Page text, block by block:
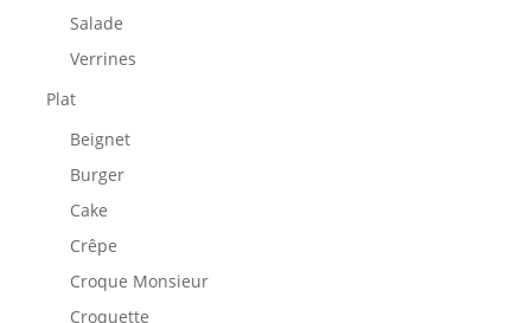
Salade
Verrines
Plat
Beignet
Burger
Cake
Crêpe
Croque Monsieur
Croquette